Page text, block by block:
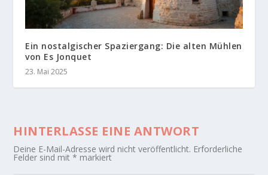
Ein nostalgischer Spaziergang: Die alten Mühlen
von Es Jonquet
23. Mai 2025
HINTERLASSE EINE ANTWORT
Deine E-Mail-Adresse wird nicht veröffentlicht. Erforderliche
Felder sind mit* markiert